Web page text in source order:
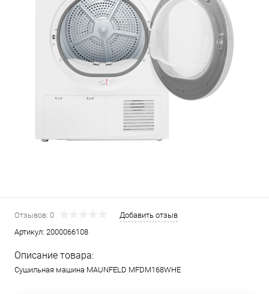
Отзывов: 0
Добавить отзыв
Артикул: 2000066108
Описание товара:
Сушильная машина MAUNFELD MFDM168WHE